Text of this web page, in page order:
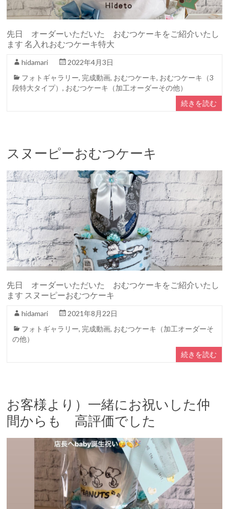
先日 オーダーいただいた おむつケーキをご紹介いたし
ます 名入れおむつケーキ特大
hidamari
2022年4月3日
フォトギャラリー, 完成動画, おむつケーキ, おむつケーキ（3
段特大タイプ）, おむつケーキ（加工オーダーその他）
続きを読む
スヌーピーおむつケーキ
先日 オーダーいただいた おむつケーキをご紹介いたし
ます スヌーピーおむつケーキ
hidamari
2021年8月22日
フォトギャラリー, 完成動画, おむつケーキ（加工オーダーそ
の他）
続きを読む
お客様より）一緒にお祝いした仲
間からも 高評価でした